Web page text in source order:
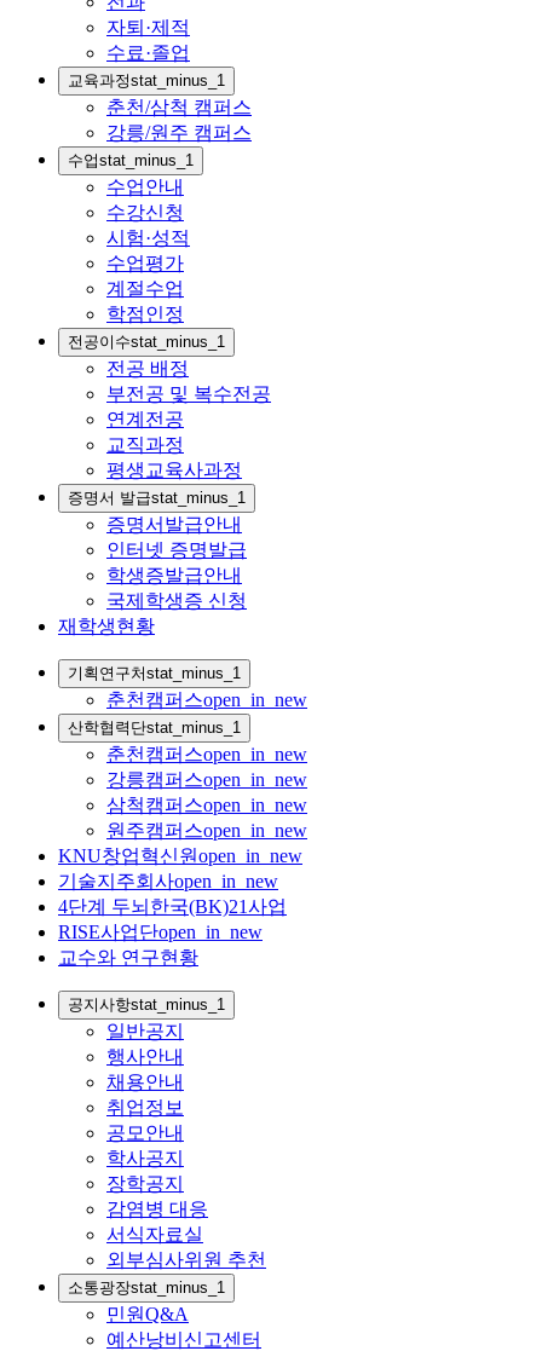
자퇴·제적
수료·졸업
교육과정stat_minus_1
춘천/삼척 캠퍼스
강릉/원주 캠퍼스
수업stat_minus_1
수업안내
수강신청
시험·성적
수업평가
계절수업
학점인정
전공이수stat_minus_1
전공 배정
부전공 및 복수전공
연계전공
교직과정
평생교육사과정
증명서 발급stat_minus_1
증명서발급안내
인터넷 증명발급
학생증발급안내
국제학생증 신청
재학생현황
기획연구처stat_minus_1
춘천캠퍼스open_in_new
산학협력단stat_minus_1
춘천캠퍼스open_in_new
강릉캠퍼스open_in_new
삼척캠퍼스open_in_new
원주캠퍼스open_in_new
KNU창업혁신원open_in_new
기술지주회사open_in_new
4단계 두뇌한국(BK)21사업
RISE사업단open_in_new
교수와 연구현황
공지사항stat_minus_1
일반공지
행사안내
채용안내
취업정보
공모안내
학사공지
장학공지
감염병 대응
서식자료실
외부심사위원 추천
소통광장stat_minus_1
민원Q&A
예산낭비신고센터